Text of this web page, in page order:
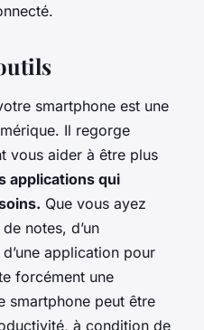
smartphone est une
Il regorge
vous aider à être plus
applications qui
Que vous ayez
notes, d’un
application pour
forcément une
smartphone peut être
à condition de